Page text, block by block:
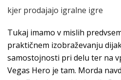
kjer prodajajo igralne igre
Tukaj imamo v mislih
praktičnem izobraževanju
samostojnosti pri delu ter na
Vegas Hero je tam. Morda